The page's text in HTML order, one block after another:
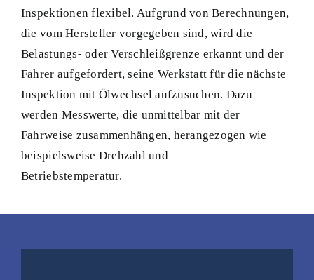
Inspektionen flexibel. Aufgrund von Berechnungen,
die vom Hersteller vorgegeben sind, wird die
Belastungs- oder Verschleißgrenze erkannt und der
Fahrer aufgefordert, seine Werkstatt für die nächste
Inspektion mit Ölwechsel aufzusuchen. Dazu
werden Messwerte, die unmittelbar mit der
Fahrweise zusammenhängen, herangezogen wie
beispielsweise Drehzahl und
Betriebstemperatur.